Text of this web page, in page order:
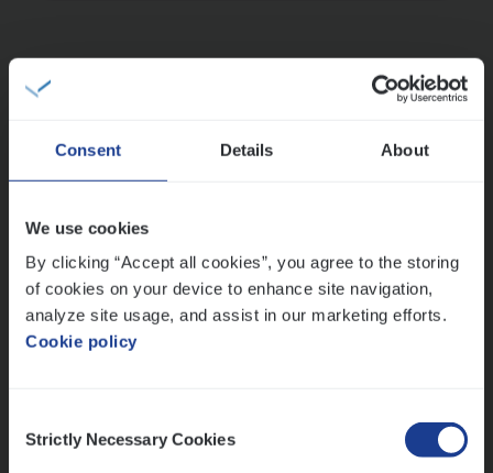
Consent Details About
We use cookies
By clicking “Accept all cookies”, you agree to the storing
of cookies on your device to enhance site navigation,
analyze site usage, and assist in our marketing efforts.
Cookie policy
Selection
Strictly Necessary Cookies
Lees onze verhalen
humor
Thalia zoekt graag oplossingen, in games én op het
werk
Ons sollicitatieproces